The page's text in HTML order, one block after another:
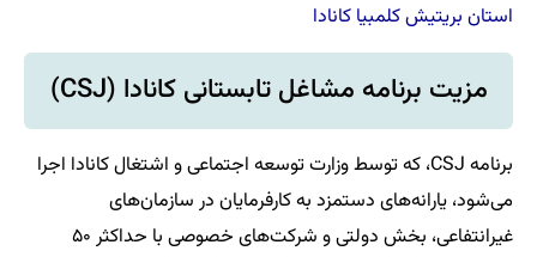
استان بریتیش کلمبیا کانادا
مزیت برنامه مشاغل تابستانی کانادا (CSJ)
برنامه CSJ، که توسط وزارت توسعه اجتماعی و اشتغال کانادا اجرا
می‌شود، یارانه‌های دستمزد به کارفرمایان در سازمان‌های
غیرانتفاعی، بخش دولتی و شرکت‌های خصوصی با حداکثر ۵۰